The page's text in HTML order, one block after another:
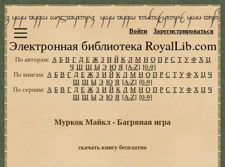
Электронная библиотека RoyalLib.com
Войти Зарегистрироваться
По авторам: А Б В Г Д Е Ж З И Й К Л М Н О П Р С Т У Ф Х Ц
Ч Ш Щ Ы Э Ю Я [A-Z] [0-9]
По книгам: А Б В Г Д Е Ж З И Й К Л М Н О П Р С Т У Ф Х Ц Ч
Ш Щ Ы Э Ю Я [A-Z] [0-9]
По сериям: А Б В Г Д Е Ж З И Й К Л М Н О П Р С Т У Ф Х Ц Ч
Ш Щ Ы Э Ю Я [A-Z] [0-9]
Муркок Майкл - Багряная игра
скачать книгу бесплатно